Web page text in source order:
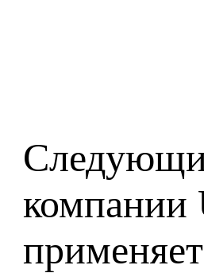
компании